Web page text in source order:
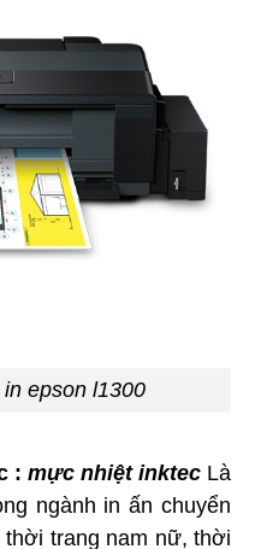
l1300
: mực nhiệt inktec Là
ngành in ấn chuyển
thời trang nam nữ, thời